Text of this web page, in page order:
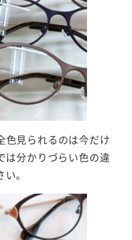
色見られるのは今だけ
は分かりづらい色の違
。